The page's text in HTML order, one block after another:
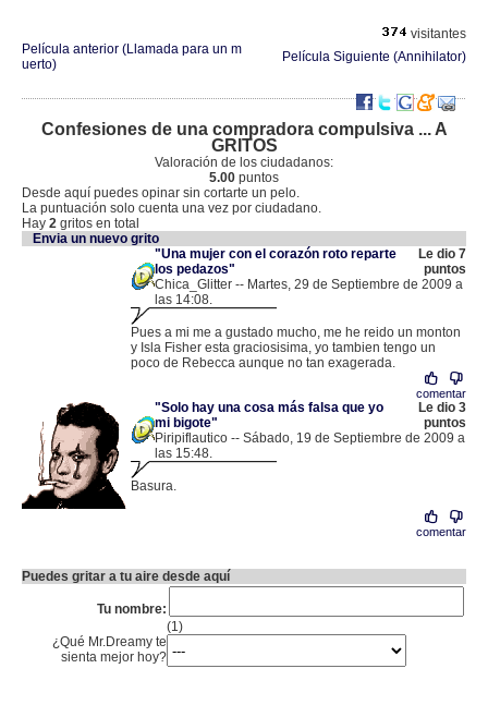
visitantes
Película anterior (Llamada para un m
uerto)
Película Siguiente (Annihilator)
Confesiones de una compradora compulsiva ... A
GRITOS
Valoración de los ciudadanos:
5.00 puntos
Desde aquí puedes opinar sin cortarte un pelo.
La puntuación solo cuenta una vez por ciudadano.
Hay 2 gritos en total
Envia un nuevo grito
"Una mujer con el corazón roto reparte
los pedazos"
Le dio 7
puntos
Chica_Glitter -- Martes, 29 de Septiembre de 2009 a
las 14:08.
Pues a mi me a gustado mucho, me he reido un monton
y Isla Fisher esta graciosisima, yo tambien tengo un
poco de Rebecca aunque no tan exagerada.
comentar
"Solo hay una cosa más falsa que yo
mi bigote"
Le dio 3
puntos
Piripiflautico -- Sábado, 19 de Septiembre de 2009 a
las 15:48.
Basura.
comentar
Puedes gritar a tu aire desde aquí
Tu nombre:
(1)
¿Qué Mr.Dreamy te
sienta mejor hoy?